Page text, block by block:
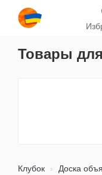
Товары
Клубок Доска